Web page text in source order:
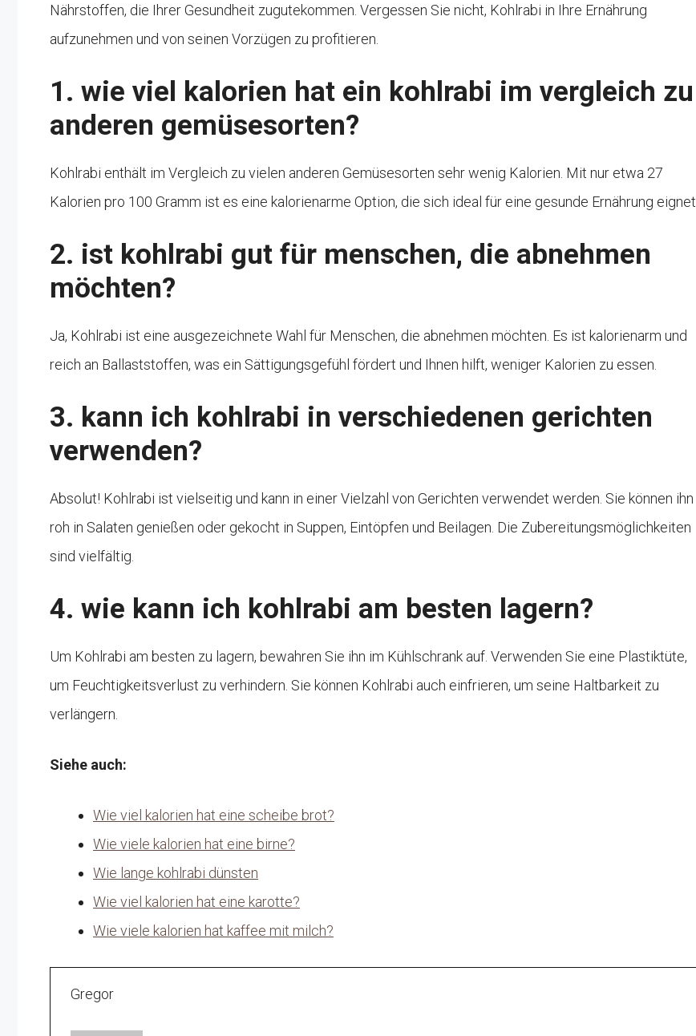
Nährstoffen, die Ihrer Gesundheit zugutekommen. Vergessen Sie nicht, Kohlrabi in Ihre Ernährung
aufzunehmen und von seinen Vorzügen zu profitieren.
1. wie viel kalorien hat ein kohlrabi im vergleich zu
anderen gemüsesorten?
Kohlrabi enthält im Vergleich zu vielen anderen Gemüsesorten sehr wenig Kalorien. Mit nur etwa 27
Kalorien pro 100 Gramm ist es eine kalorienarme Option, die sich ideal für eine gesunde Ernährung eignet.
2. ist kohlrabi gut für menschen, die abnehmen
möchten?
Ja, Kohlrabi ist eine ausgezeichnete Wahl für Menschen, die abnehmen möchten. Es ist kalorienarm und
reich an Ballaststoffen, was ein Sättigungsgefühl fördert und Ihnen hilft, weniger Kalorien zu essen.
3. kann ich kohlrabi in verschiedenen gerichten
verwenden?
Absolut! Kohlrabi ist vielseitig und kann in einer Vielzahl von Gerichten verwendet werden. Sie können ihn
roh in Salaten genießen oder gekocht in Suppen, Eintöpfen und Beilagen. Die Zubereitungsmöglichkeiten
sind vielfältig.
4. wie kann ich kohlrabi am besten lagern?
Um Kohlrabi am besten zu lagern, bewahren Sie ihn im Kühlschrank auf. Verwenden Sie eine Plastiktüte,
um Feuchtigkeitsverlust zu verhindern. Sie können Kohlrabi auch einfrieren, um seine Haltbarkeit zu
verlängern.
Siehe auch:
Wie viel kalorien hat eine scheibe brot?
Wie viele kalorien hat eine birne?
Wie lange kohlrabi dünsten
Wie viel kalorien hat eine karotte?
Wie viele kalorien hat kaffee mit milch?
Gregor